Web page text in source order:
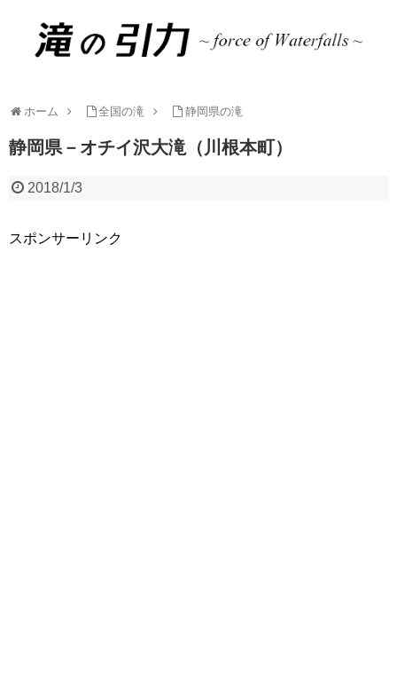
ホーム 全国の滝 静岡県の滝
静岡県－オチイ沢大滝（川根本町）
2018/1/3
スポンサーリンク